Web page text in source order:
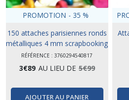
PROMOTION - 35 %
150 attaches parisiennes ronds
métalliques 4 mm scrapbooking
RÉFÉRENCE : 3760294540817
3€89 AU LIEU DE 5€99
AJOUTER AU PANIER